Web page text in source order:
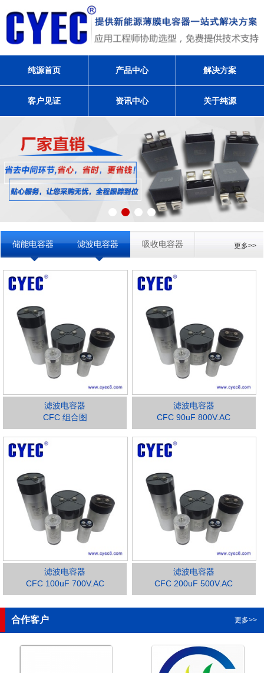
纯源首页 产品中心 解决方案
客户见证 资讯中心 关于纯源
储能电容器 滤波电容器 吸收电容器 更多>>
滤波电容器
CFC 组合图
滤波电容器
CFC 90uF 800V.AC
滤波电容器
CFC 100uF 700V.AC
滤波电容器
CFC 200uF 500V.AC
合作客户 更多>>